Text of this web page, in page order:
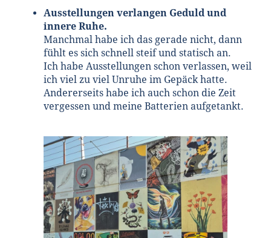
Ausstellungen verlangen Geduld und
innere Ruhe.
Manchmal habe ich das gerade nicht, dann
fühlt es sich schnell steif und statisch an.
Ich habe Ausstellungen schon verlassen, weil
ich viel zu viel Unruhe im Gepäck hatte.
Andererseits habe ich auch schon die Zeit
vergessen und meine Batterien aufgetankt.